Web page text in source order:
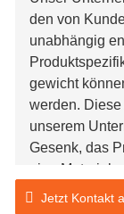
den von
unabhängig
gewicht
werden.
unserem
Gesenk, das
eine
erreichen
Jetzt Kontakt